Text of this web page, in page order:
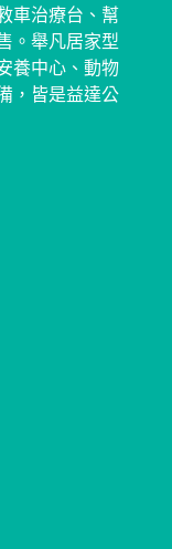
車治療台、幫
。舉凡居家型
養中心、動物
，皆是益達公